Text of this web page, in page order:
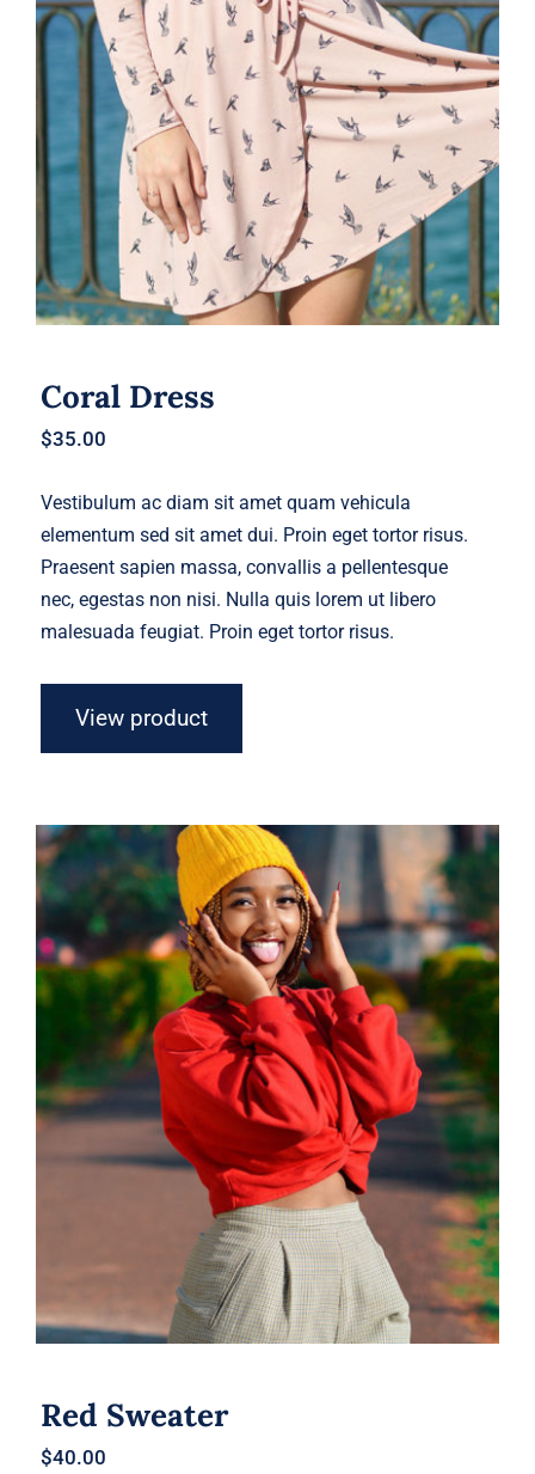
Coral Dress
Coral Dress
$35.00
Vestibulum ac diam sit amet quam vehicula
elementum sed sit amet dui. Proin eget tortor risus.
Praesent sapien massa, convallis a pellentesque
nec, egestas non nisi. Nulla quis lorem ut libero
malesuada feugiat. Proin eget tortor risus.
View product
Red Sweater
Red Sweater
$40.00